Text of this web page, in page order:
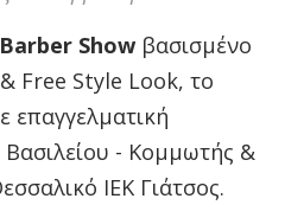
Show βασισμένο
Free Style Look, το
επαγγελματική
Βασιλείου - Κομμωτής &
ΙΕΚ Γιάτσος.